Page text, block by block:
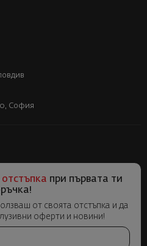
София
отстъпка при първата ти
от своята отстъпка и да
оферти и новини!